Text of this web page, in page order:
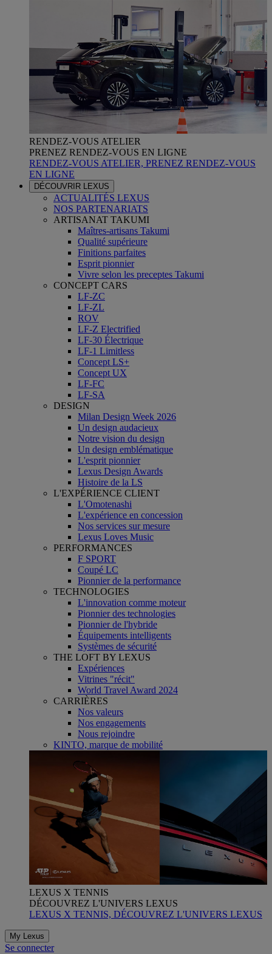
RENDEZ-VOUS ATELIER
PRENEZ RENDEZ-VOUS EN LIGNE
RENDEZ-VOUS ATELIER, PRENEZ RENDEZ-VOUS
EN LIGNE
DÉCOUVRIR LEXUS
ACTUALITÉS LEXUS
NOS PARTENARIATS
ARTISANAT TAKUMI
Maîtres-artisans Takumi
Qualité supérieure
Finitions parfaites
Esprit pionnier
Vivre selon les preceptes Takumi
CONCEPT CARS
LF-ZC
LF-ZL
ROV
LF-Z Electrified
LF-30 Électrique
LF-1 Limitless
Concept LS+
Concept UX
LF-FC
LF-SA
DESIGN
Milan Design Week 2026
Un design audacieux
Notre vision du design
Un design emblématique
L'esprit pionnier
Lexus Design Awards
Histoire de la LS
L'EXPÉRIENCE CLIENT
L'Omotenashi
L'expérience en concession
Nos services sur mesure
Lexus Loves Music
PERFORMANCES
F SPORT
Coupé LC
Pionnier de la performance
TECHNOLOGIES
L'innovation comme moteur
Pionnier des technologies
Pionnier de l'hybride
Équipements intelligents
Systèmes de sécurité
THE LOFT BY LEXUS
Expériences
Vitrines "récit"
World Travel Award 2024
CARRIÈRES
Nos valeurs
Nos engagements
Nous rejoindre
KINTO, marque de mobilité
LEXUS X TENNIS
DÉCOUVREZ L'UNIVERS LEXUS
LEXUS X TENNIS, DÉCOUVREZ L'UNIVERS LEXUS
My Lexus
Se connecter